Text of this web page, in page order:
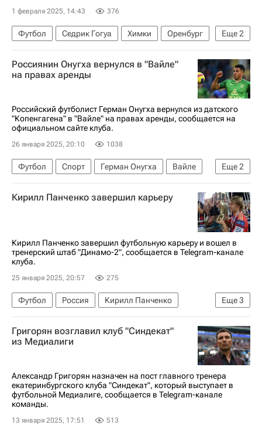
1 февраля 2025, 14:43 376
Еще2
Футбол Седрик Гогуа Химки
Оренбург
СИК
РПЛ 2026-2027 (Чемпионат России по футболу)
Россиянин Онугха вернулся в "Вайле"
на правах аренды
Российский футболист Герман Онугха вернулся из датского
"Копенгагена" в "Вайле" на правах аренды, сообщается на
официальном сайте клуба.
26 января 2025, 20:10 1038
Еще2
Футбол Спорт Герман Онугха
Вайле
Копенгаген
Трансферы
Кирилл Панченко завершил карьеру
Кирилл Панченко завершил футбольную карьеру и вошел в
тренерский штаб "Динамо-2", сообщается в Telegram-канале
клуба.
25 января 2025, 20:57 275
Еще3
Футбол Россия
Кирилл Панченко
ПФК ЦСКА
Мордовия
РПЛ 2026-2027 (Чемпионат России по футболу)
Григорян возглавил клуб "Синдекат"
из Медиалиги
Александр Григорян назначен на пост главного тренера
екатеринбургского клуба "Синдекат", который выступает в
футбольной Медиалиге, сообщается в Telegram-канале
команды.
13 января 2025, 17:51 513